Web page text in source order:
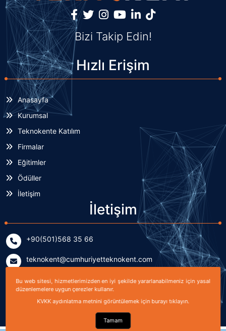
Bizi Takip Edin!
Hızlı Erişim
Anasayfa
Kurumsal
Teknokente Katılım
Firmalar
Eğitimler
Ödüller
İletişim
İletişim
+90(501)568 35 66
teknokent@cumhuriyetteknokent.com
Yenişehir Mahallesi Kardeşler Caddesi No: 7/2 (B Blok)
Sivas, TÜRKİYE
Bu web sitesi, hizmetlerimizden en iyi şekilde yararlanabilmeniz için yasal
düzenlemelere uygun çerezler kullanır.
KVKK aydınlatma metnini görüntülemek için burayı tıklayın.
Tamam